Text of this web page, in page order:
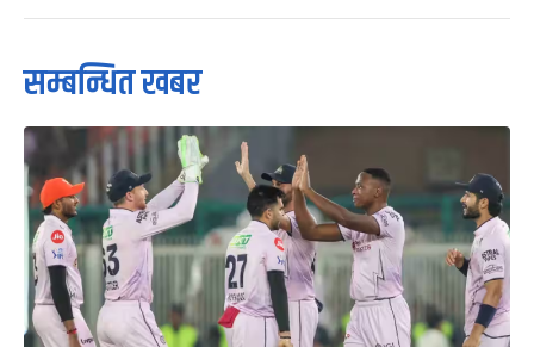
सम्बन्धित खबर